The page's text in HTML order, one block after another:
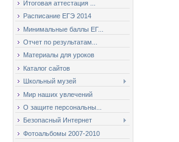
Итоговая аттестация ...
Расписание ЕГЭ 2014
Минимальные баллы ЕГ...
Отчет по результатам...
Материалы для уроков
Каталог сайтов
Школьный музей
Мир наших увлечений
О защите персональны...
Безопасный Интернет
Фотоальбомы 2007-2010